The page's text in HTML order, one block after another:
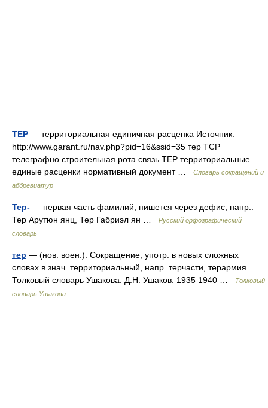
ТЕР — территориальная единичная расценка Источник:
http://www.garant.ru/nav.php?pid=16&ssid=35 тер ТСР
телеграфно строительная рота связь ТЕР территориальные
единые расценки нормативный документ …
Словарь сокращений и
аббревиатур
Тер- — первая часть фамилий, пишется через дефис, напр.:
Тер Арутюн янц, Тер Габриэл ян …
Русский орфографический
словарь
тер — (нов. воен.). Сокращение, употр. в новых сложных
словах в знач. территориальный, напр. терчасти, терармия.
Толковый словарь Ушакова. Д.Н. Ушаков. 1935 1940 …
Толковый
словарь Ушакова